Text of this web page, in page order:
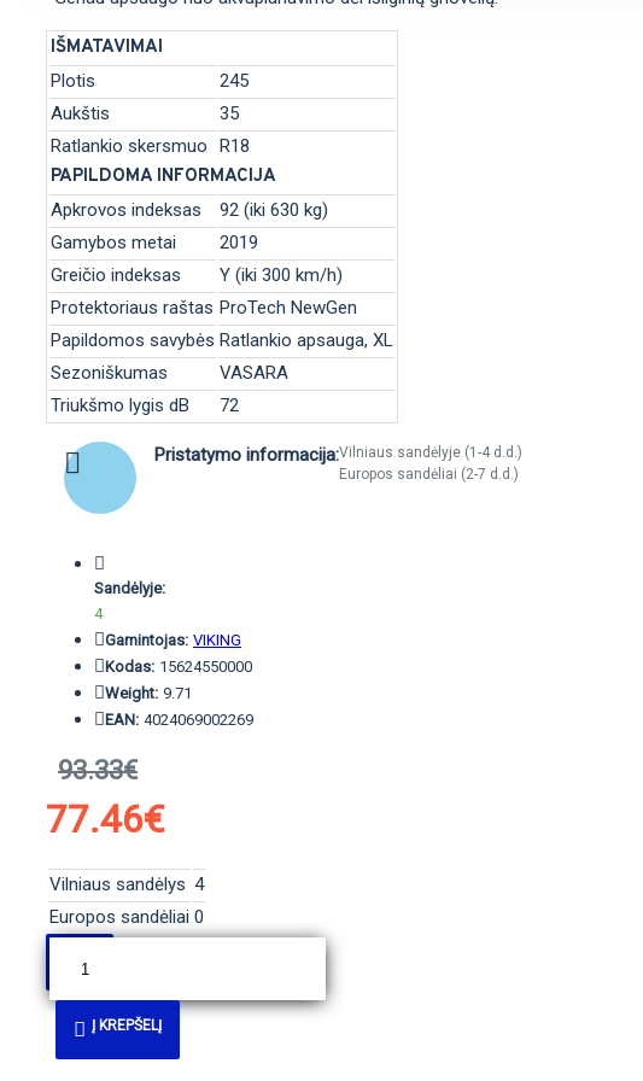
IŠMATAVIMAI
Plotis
245
Aukštis
35
Ratlankio skersmuo
R18
PAPILDOMA INFORMACIJA
Apkrovos indeksas
92 (iki 630 kg)
Gamybos metai
2019
Greičio indeksas
Y (iki 300 km/h)
Protektoriaus raštas ProTech NewGen
Papildomos savybės Ratlankio apsauga, XL
Sezoniškumas
VASARA
Triukšmo lygis dB
72
Pristatymo informacija:Vilniaus sandėlyje (1-4 d.d.)
Europos sandėliai (2-7 d.d.)
Sandėlyje:
4
Gamintojas: VIKING
Kodas: 15624550000
Weight: 9.71
EAN: 4024069002269
93.33€
77.46€
Vilniaus sandėlys 4
Europos sandėliai 0
Į KREPŠELĮ